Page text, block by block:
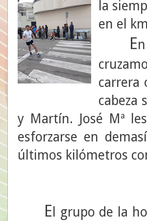
la
en el
E
carrera
cabeza
y Martín. José Mª
esforzarse en
últimos kilómetros
E l grupo de la